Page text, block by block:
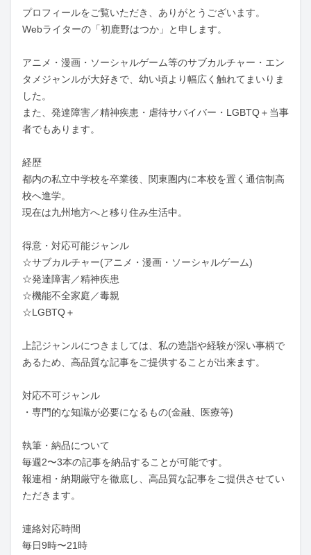
プロフィールをご覧いただき、ありがとうございます。
Webライターの「初鹿野はつか」と申します。
アニメ・漫画・ソーシャルゲーム等のサブカルチャー・エン
タメジャンルが大好きで、幼い頃より幅広く触れてまいりま
した。
また、発達障害／精神疾患・虐待サバイバー・LGBTQ＋当事
者でもあります。
経歴
都内の私立中学校を卒業後、関東圏内に本校を置く通信制高
校へ進学。
現在は九州地方へと移り住み生活中。
得意・対応可能ジャンル
☆サブカルチャー(アニメ・漫画・ソーシャルゲーム)
☆発達障害／精神疾患
☆機能不全家庭／毒親
☆LGBTQ＋
上記ジャンルにつきましては、私の造詣や経験が深い事柄で
あるため、高品質な記事をご提供することが出来ます。
対応不可ジャンル
・専門的な知識が必要になるもの(金融、医療等)
執筆・納品について
毎週2〜3本の記事を納品することが可能です。
報連相・納期厳守を徹底し、高品質な記事をご提供させてい
ただきます。
連絡対応時間
毎日9時〜21時